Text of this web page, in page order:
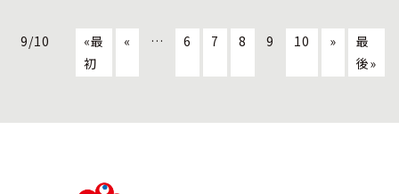
9/10
«最
初
« … 6 7 8 9 10 »
最
後»